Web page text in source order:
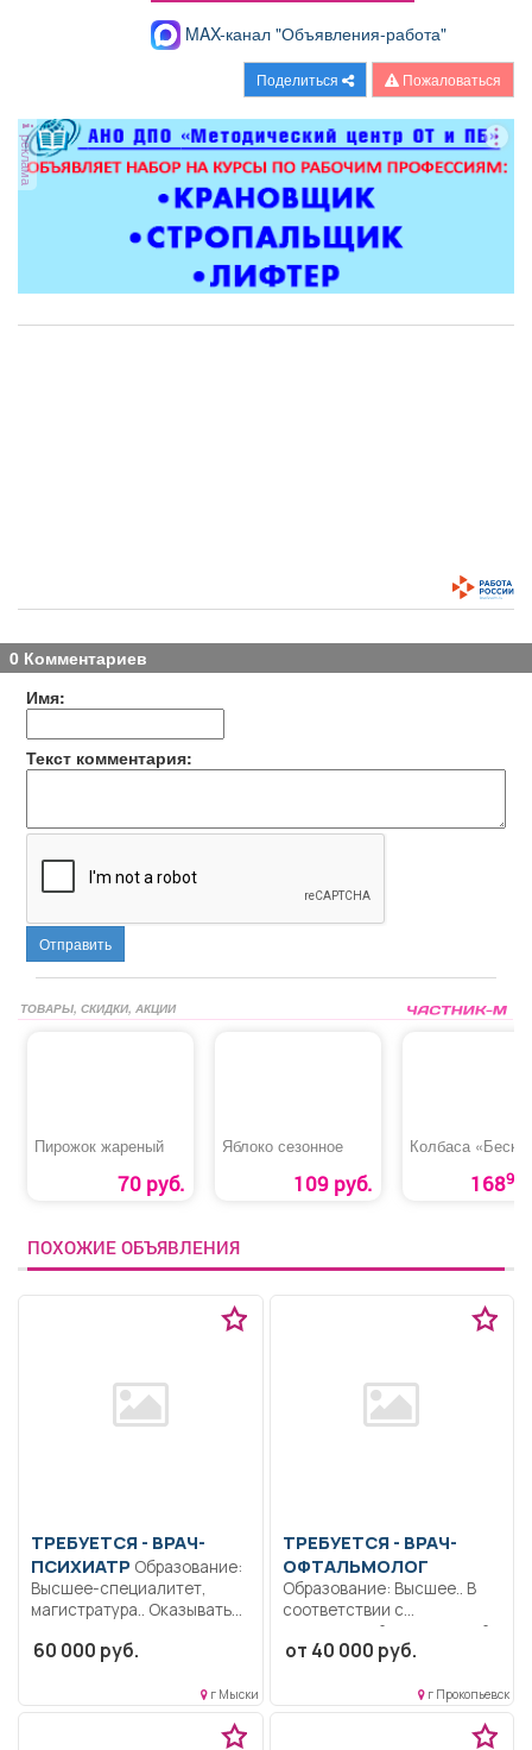
MAX-канал "Объявления-работа"
Поделиться Пожаловаться
реклама
0 Комментариев
Имя:
Текст комментария:
Отправить
ТОВАРЫ, СКИДКИ, АКЦИИ
Пирожок жареный
70 руб.
Яблоко сезонное
109 руб.
Колбаса
16890
ПОХОЖИЕ ОБЪЯВЛЕНИЯ
ТРЕБУЕТСЯ - ВРАЧ-
ПСИХИАТР
Высшее-специалитет,
магистратура.. Оказывать
психиатрическую помощь.
60 000 руб.
г Мыски
ТРЕБУЕТСЯ - ВРАЧ-
ОФТАЛЬМОЛОГ
Образование: Высшее.. В
соответствии с
должностной инструкцией,
утвержденной в...
от 40 000 руб.
г Прокопьевск